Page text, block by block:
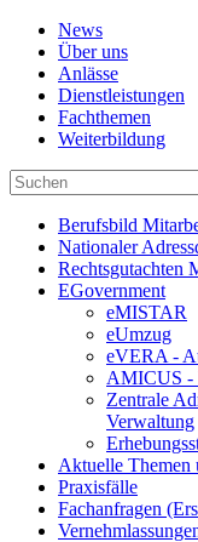
News
Über uns
Anlässe
Dienstleistungen
Fachthemen
Weiterbildung
Berufsbild
Nationaler
Rechtsgutachten
EGovernment
eMISTAR
eUmzug
eVERA -
AMICUS -
Zentrale
Verwaltung
Aktuelle Themen
Praxisfälle
Fachanfragen